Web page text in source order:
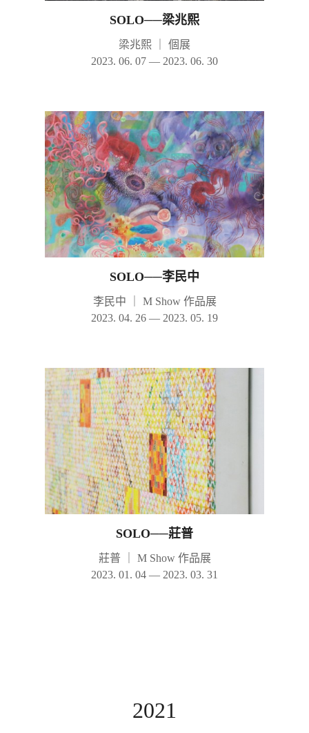
SOLO──梁兆熙
梁兆熙
個展
2023. 06. 07 — 2023. 06. 30
SOLO──李民中
李民中
M Show 作品展
2023. 04. 26 — 2023. 05. 19
SOLO──莊普
莊普
M Show 作品展
2023. 01. 04 — 2023. 03. 31
2021